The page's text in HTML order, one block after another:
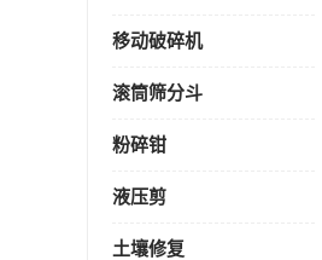
移动破碎机
滚筒筛分斗
粉碎钳
液压剪
土壤修复